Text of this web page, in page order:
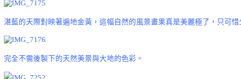
湛藍的天際對映著遍地金黃，這幅自然的風景畫果真是美麗極了，只可惜
完全不需後製下的天然美景與大地的色彩。